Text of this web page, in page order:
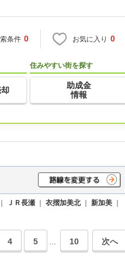
条件 0 お気に入り 0
住みやすい街を探す
助成金
情報
｜ ＪＲ長瀬 ｜ 衣摺加美北｜ 新加美 ｜
4 5 … 10 次へ